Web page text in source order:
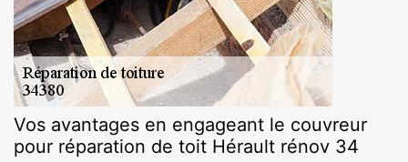
Vos avantages en engageant le couvreur
pour réparation de toit Hérault rénov 34